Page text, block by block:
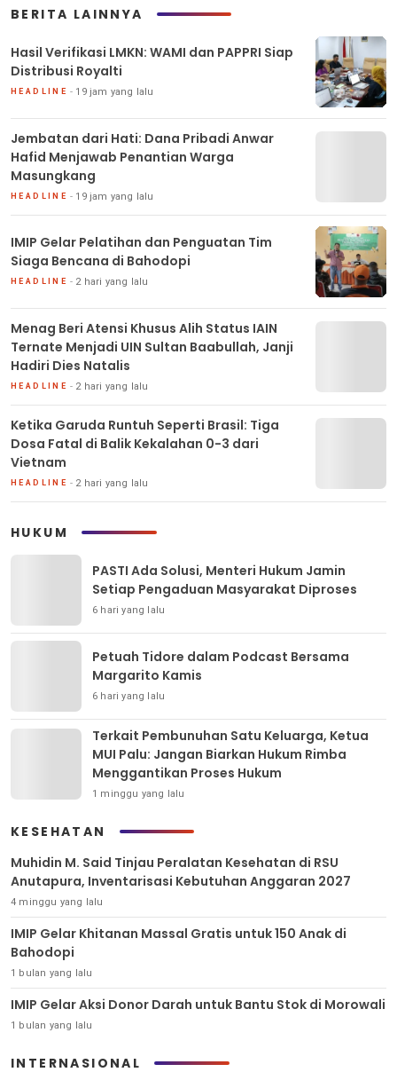
BERITA LAINNYA
Hasil Verifikasi LMKN: WAMI dan PAPPRI Siap
Distribusi Royalti
HEADLINE 19 jam yang lalu
Jembatan dari Hati: Dana Pribadi Anwar
Hafid Menjawab Penantian Warga
Masungkang
HEADLINE 19 jam yang lalu
IMIP Gelar Pelatihan dan Penguatan Tim
Siaga Bencana di Bahodopi
HEADLINE 2 hari yang lalu
Menag Beri Atensi Khusus Alih Status IAIN
Ternate Menjadi UIN Sultan Baabullah, Janji
Hadiri Dies Natalis
HEADLINE 2 hari yang lalu
Ketika Garuda Runtuh Seperti Brasil: Tiga
Dosa Fatal di Balik Kekalahan 0-3 dari
Vietnam
HEADLINE 2 hari yang lalu
HUKUM
PASTI Ada Solusi, Menteri Hukum Jamin
Setiap Pengaduan Masyarakat Diproses
6 hari yang lalu
Petuah Tidore dalam Podcast Bersama
Margarito Kamis
6 hari yang lalu
Terkait Pembunuhan Satu Keluarga, Ketua
MUI Palu: Jangan Biarkan Hukum Rimba
Menggantikan Proses Hukum
1 minggu yang lalu
KESEHATAN
Muhidin M. Said Tinjau Peralatan Kesehatan di RSU
Anutapura, Inventarisasi Kebutuhan Anggaran 2027
4 minggu yang lalu
IMIP Gelar Khitanan Massal Gratis untuk 150 Anak di
Bahodopi
1 bulan yang lalu
IMIP Gelar Aksi Donor Darah untuk Bantu Stok di Morowali
1 bulan yang lalu
INTERNASIONAL